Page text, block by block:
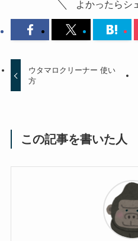
よかったらシ
ウタマロクリーナー 使い
方
この記事を書いた人